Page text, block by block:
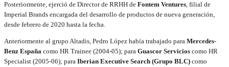
Posteriormente, ejerció de Director de RRHH de Fontem Ventures, filial de
Imperial Brands encargada del desarrollo de productos de nueva generación,
desde febrero de 2020 hasta la fecha.
Anteriormente al grupo Altadis, Pedro López había trabajado para Mercedes-
Benz España como HR Trainee (2004-05); para Guascor Servicios como HR
Specialist (2005-06); para Iberian Executive Search (Grupo BLC) como